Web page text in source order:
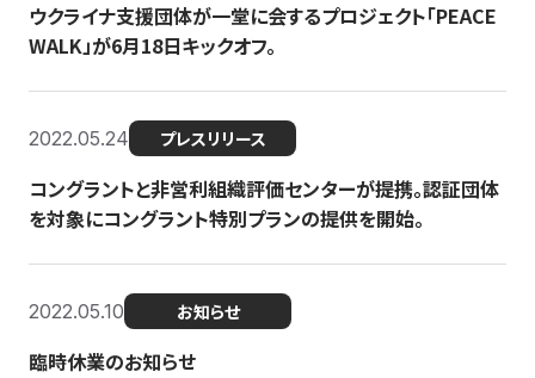
ウクライナ支援団体が一堂に会するプロジェクト「PEACE
WALK」が6月18日キックオフ。
2022.05.24 プレスリリース
コングラントと非営利組織評価センターが提携。認証団体
を対象にコングラント特別プランの提供を開始。
2022.05.10 お知らせ
臨時休業のお知らせ